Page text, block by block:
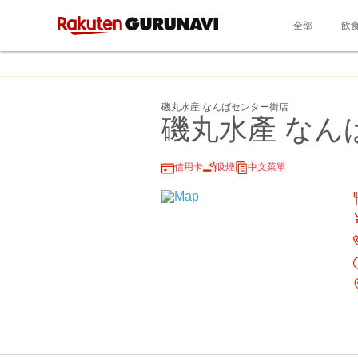
全部 飲
磯丸水産 なんばセンター街店
磯丸水產 なん
信用卡 吸煙 中文菜單